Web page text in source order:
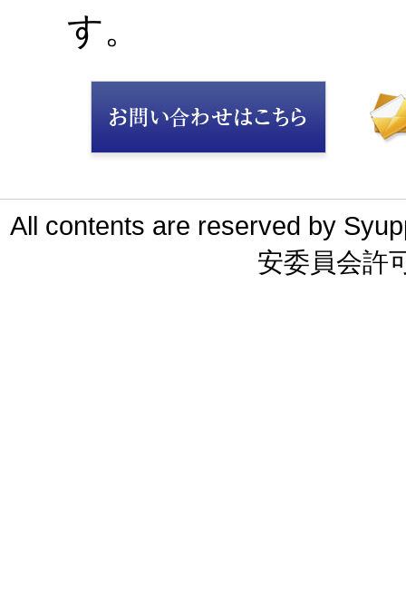
す。
All contents are reserved by
安委員会許